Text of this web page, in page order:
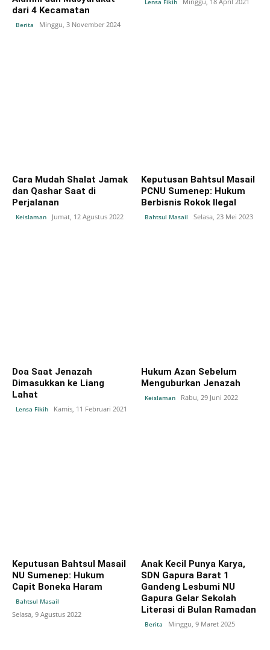
dari 4 Kecamatan
Berita Minggu, 3 November 2024
Lensa Fikih
Cara Mudah Shalat Jamak
dan Qashar Saat di
Perjalanan
Keislaman Jumat, 12 Agustus 2022
Keputusan Bahtsul Masail
PCNU Sumenep: Hukum
Berbisnis Rokok Ilegal
Bahtsul Masail Selasa, 23 Mei 2023
Doa Saat Jenazah
Dimasukkan ke Liang
Lahat
Lensa Fikih Kamis, 11 Februari 2021
Hukum Azan Sebelum
Menguburkan Jenazah
Keislaman Rabu, 29 Juni 2022
Keputusan Bahtsul Masail
NU Sumenep: Hukum
Capit Boneka Haram
Bahtsul Masail
Selasa, 9 Agustus 2022
Anak Kecil Punya Karya,
SDN Gapura Barat 1
Gandeng Lesbumi NU
Gapura Gelar Sekolah
Literasi di Bulan Ramadan
Berita Minggu, 9 Maret 2025